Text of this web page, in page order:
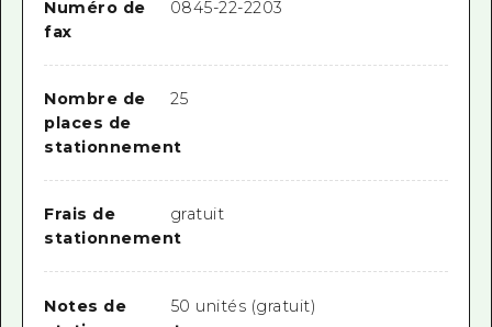
Numéro de
fax
0845-22-2203
Nombre de
places de
stationnement
25
Frais de
stationnement
gratuit
Notes de
50 unités (gratuit)